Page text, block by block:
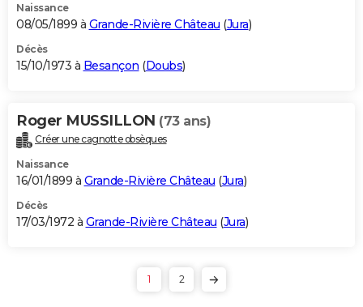
Naissance
08/05/1899 à Grande-Rivière Château (Jura)
Décès
15/10/1973 à Besançon (Doubs)
Roger MUSSILLON (73 ans)
Créer une cagnotte obsèques
Naissance
16/01/1899 à Grande-Rivière Château (Jura)
Décès
17/03/1972 à Grande-Rivière Château (Jura)
1 2